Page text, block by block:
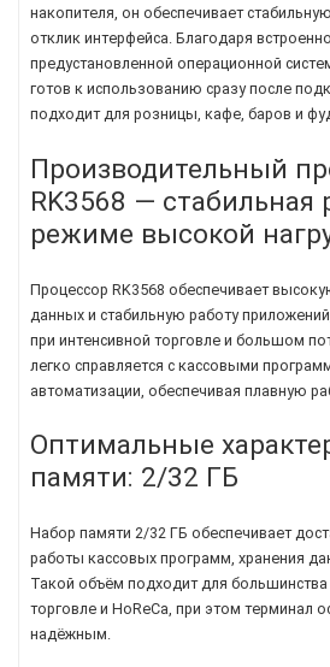
накопителя, он обеспечивает
отклик интерфейса. Благодаря
предустановленной операционной
готов к использованию сразу после
подходит для розницы, кафе, баров и
Производительный
RK3568 — стабильная
режиме высокой
Процессор RK3568 обеспечивает
данных и стабильную работу
при интенсивной торговле и большом
легко справляется с кассовыми
автоматизации, обеспечивая плавную
Оптимальные
памяти: 2/32 ГБ
Набор памяти 2/32 ГБ обеспечивает
работы кассовых программ, хранения
Такой объём подходит для
торговле и HoReCa, при этом терминал
надёжным.